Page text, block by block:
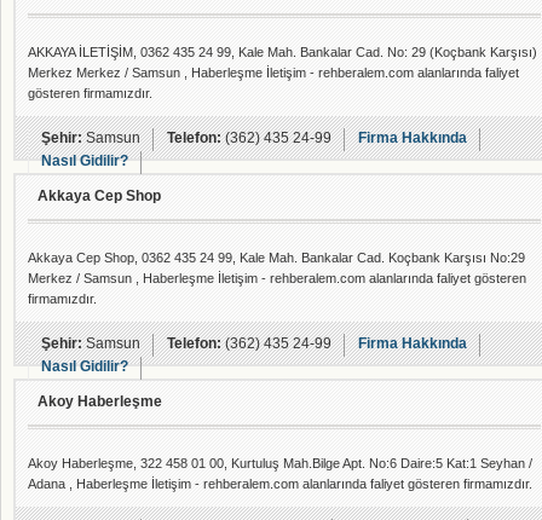
AKKAYA İLETİŞİM, 0362 435 24 99, Kale Mah. Bankalar Cad. No: 29 (Koçbank Karşısı)
Merkez Merkez / Samsun , Haberleşme İletişim - rehberalem.com alanlarında faliyet
gösteren firmamızdır.
Şehir:Samsun Telefon:(362) 435 24-99
Firma Hakkında
Nasıl Gidilir?
Akkaya Cep Shop
Akkaya Cep Shop, 0362 435 24 99, Kale Mah. Bankalar Cad. Koçbank Karşısı No:29
Merkez / Samsun , Haberleşme İletişim - rehberalem.com alanlarında faliyet gösteren
firmamızdır.
Şehir:Samsun Telefon:(362) 435 24-99
Firma Hakkında
Nasıl Gidilir?
Akoy Haberleşme
Akoy Haberleşme, 322 458 01 00, Kurtuluş Mah.Bilge Apt. No:6 Daire:5 Kat:1 Seyhan /
Adana , Haberleşme İletişim - rehberalem.com alanlarında faliyet gösteren firmamızdır.